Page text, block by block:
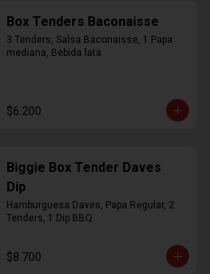
Box Tenders Baconaisse
3 Tenders, Salsa Baconaisse, 1 Papa
mediana, Bebida lata
$6.200
Biggie Box Tender Daves
Dip
Hamburguesa Daves, Papa Regular, 2
Tenders, 1 Dip BBQ
$8.700